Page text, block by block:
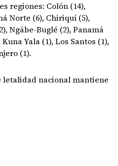
regiones: Colón (14),
Norte (6), Chiriquí (5),
Ngäbe-Buglé (2), Panamá
Yala (1), Los Santos (1),
(1).
letalidad nacional mantiene